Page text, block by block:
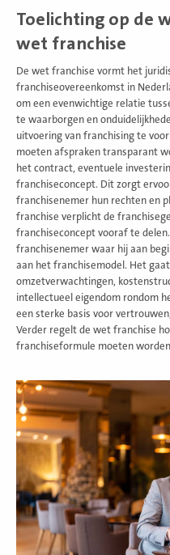
Toelichting op de
wet franchise
De wet franchise vormt het
franchiseovereenkomst in
om een evenwichtige relatie
te waarborgen en
uitvoering van franchising te
moeten afspraken transparant
het contract, eventuele
franchiseconcept. Dit zorgt
franchisenemer hun rechten en
franchise verplicht de
franchiseconcept vooraf te
franchisenemer waar hij aan
aan het franchisemodel. Het
omzetverwachtingen,
intellectueel eigendom rondom
een sterke basis voor
Verder regelt de wet franchise
franchiseformule moeten